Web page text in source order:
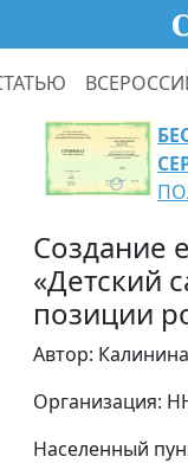
Создание
«Детский
позиции
Автор:
Организация:
Населенный